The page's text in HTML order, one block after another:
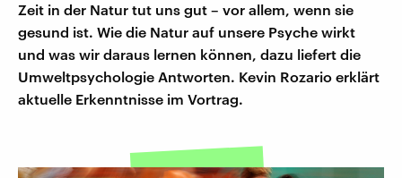
Zeit in der Natur tut uns gut – vor allem, wenn sie
gesund ist. Wie die Natur auf unsere Psyche wirkt
und was wir daraus lernen können, dazu liefert die
Umweltpsychologie Antworten. Kevin Rozario erklärt
aktuelle Erkenntnisse im Vortrag.